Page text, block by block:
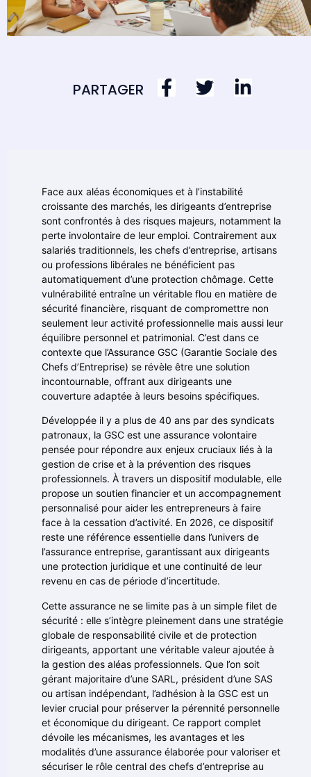
PARTAGER
Face aux aléas économiques et à l’instabilité
croissante des marchés, les dirigeants d’entreprise
sont confrontés à des risques majeurs, notamment la
perte involontaire de leur emploi. Contrairement aux
salariés traditionnels, les chefs d’entreprise, artisans
ou professions libérales ne bénéficient pas
automatiquement d’une protection chômage. Cette
vulnérabilité entraîne un véritable flou en matière de
sécurité financière, risquant de compromettre non
seulement leur activité professionnelle mais aussi leur
équilibre personnel et patrimonial. C’est dans ce
contexte que l’Assurance GSC (Garantie Sociale des
Chefs d’Entreprise) se révèle être une solution
incontournable, offrant aux dirigeants une
couverture adaptée à leurs besoins spécifiques.
Développée il y a plus de 40 ans par des syndicats
patronaux, la GSC est une assurance volontaire
pensée pour répondre aux enjeux cruciaux liés à la
gestion de crise et à la prévention des risques
professionnels. À travers un dispositif modulable, elle
propose un soutien financier et un accompagnement
personnalisé pour aider les entrepreneurs à faire
face à la cessation d’activité. En 2026, ce dispositif
reste une référence essentielle dans l’univers de
l’assurance entreprise, garantissant aux dirigeants
une protection juridique et une continuité de leur
revenu en cas de période d’incertitude.
Cette assurance ne se limite pas à un simple filet de
sécurité : elle s’intègre pleinement dans une stratégie
globale de responsabilité civile et de protection
dirigeants, apportant une véritable valeur ajoutée à
la gestion des aléas professionnels. Que l’on soit
gérant majoritaire d’une SARL, président d’une SAS
ou artisan indépendant, l’adhésion à la GSC est un
levier crucial pour préserver la pérennité personnelle
et économique du dirigeant. Ce rapport complet
dévoile les mécanismes, les avantages et les
modalités d’une assurance élaborée pour valoriser et
sécuriser le rôle central des chefs d’entreprise au